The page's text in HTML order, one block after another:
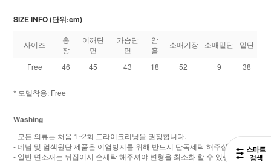
SIZE INFO (단위:cm)
사이즈
총
장
어깨단
면
가슴단
면
암
홀
소매기장 소매밑단 밑단
Free 46 45 43 18 52 9 38
* 모델착용: Free
Washing
- 모든 의류는 처음 1~2회 드라이크리닝을 권장합니다.
- 데님 및 염색원단 제품은 이염방지를 위해 반드시 단독세탁 해주십시오.
- 일반 면소재는 뒤집어서 손세탁 해주셔야 변형을 최소화 할 수 있습니다.